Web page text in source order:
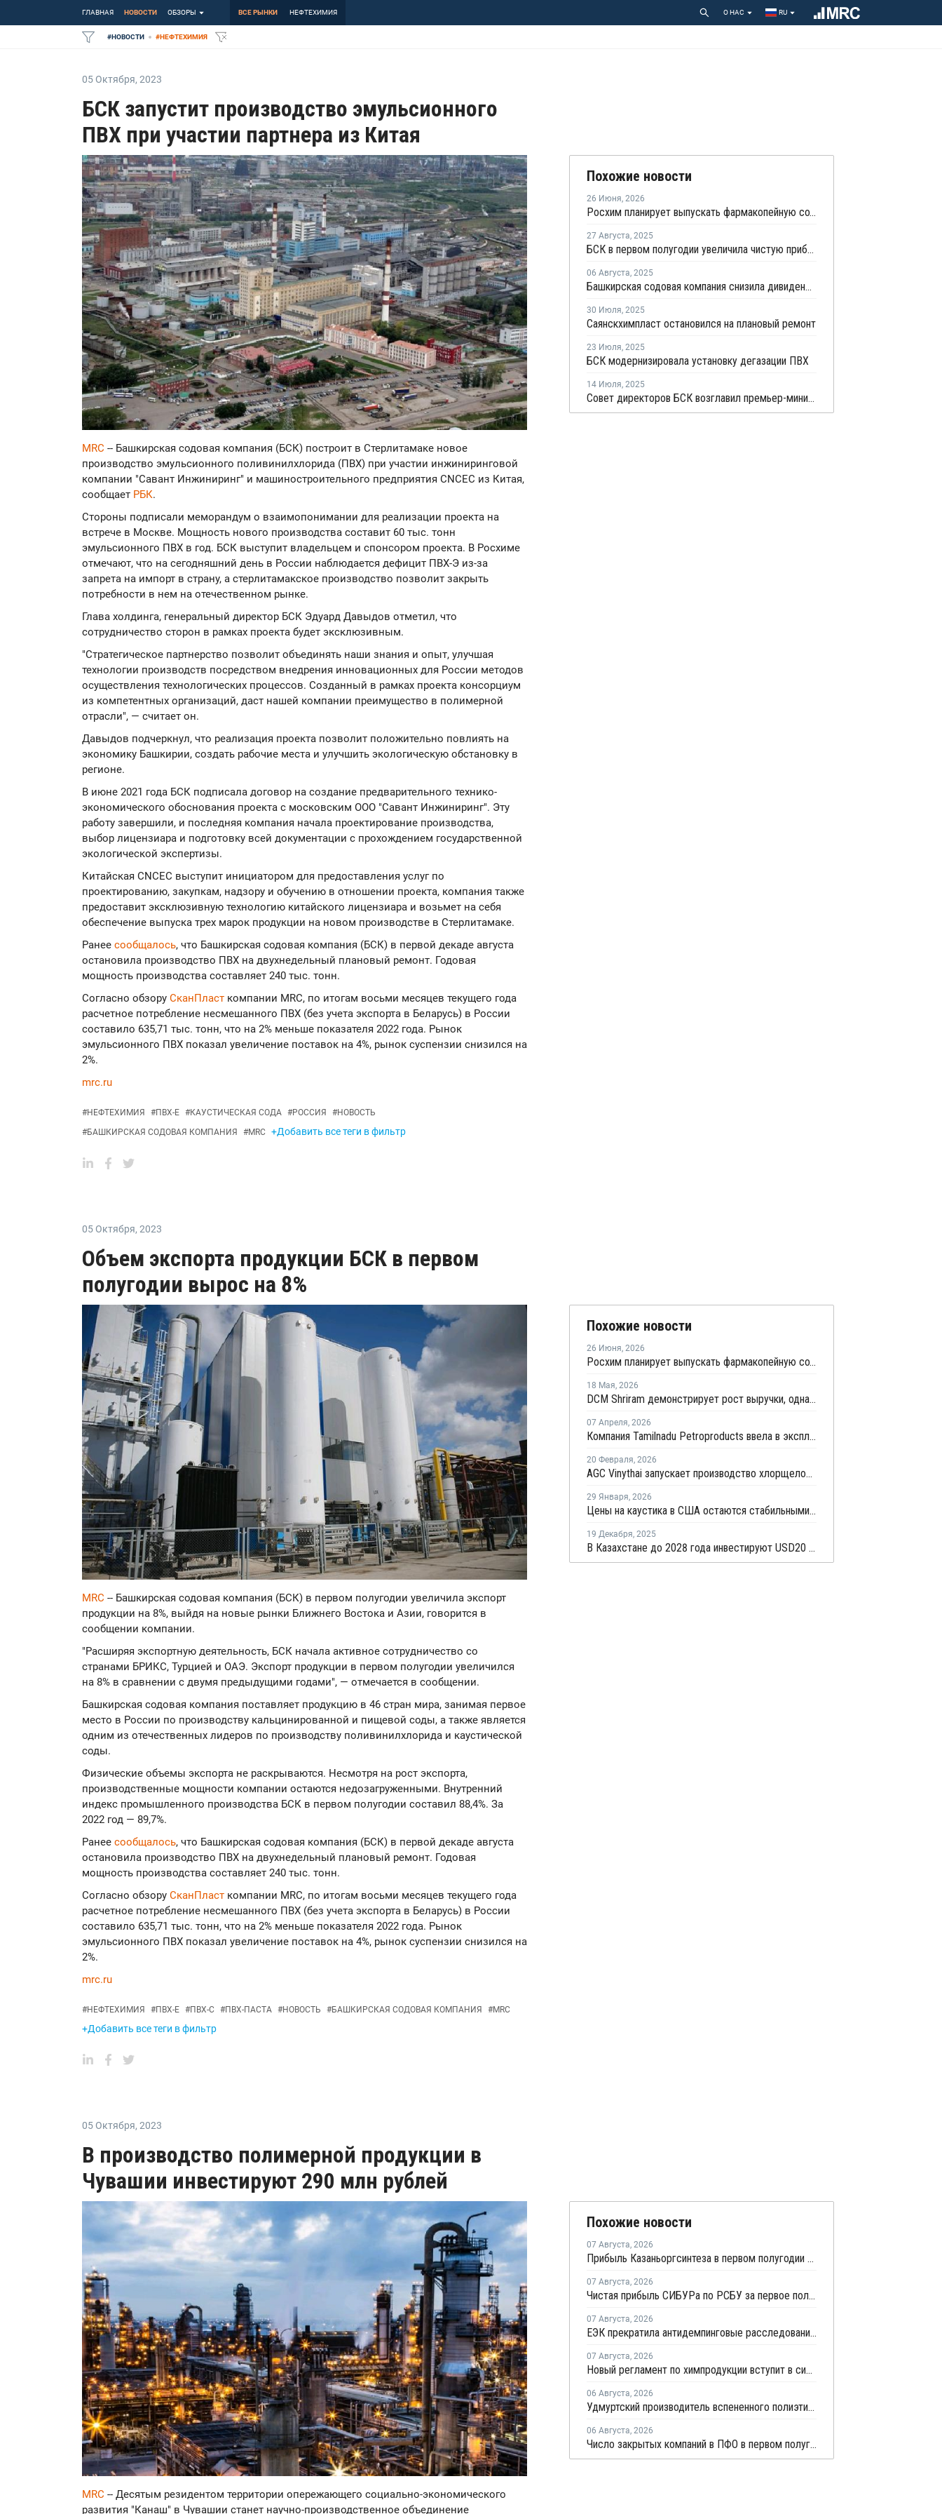
ГЛАВНАЯ НОВОСТИ ОБЗОРЫ ВСЕ РЫНКИ НЕФТЕХИМИЯ О НАС RU
#НОВОСТИ #НЕФТЕХИМИЯ
05 Октября, 2023
БСК запустит производство эмульсионного
ПВХ при участии партнера из Китая
MRC -- Башкирская содовая компания (БСК) построит в Стерлитамаке новое
производство эмульсионного поливинилхлорида (ПВХ) при участии инжиниринговой
компании "Савант Инжиниринг" и машиностроительного предприятия CNCEC из Китая,
сообщает РБК.
Стороны подписали меморандум о взаимопонимании для реализации проекта на
встрече в Москве. Мощность нового производства составит 60 тыс. тонн
эмульсионного ПВХ в год. БСК выступит владельцем и спонсором проекта. В Росхиме
отмечают, что на сегодняшний день в России наблюдается дефицит ПВХ-Э из-за
запрета на импорт в страну, а стерлитамакское производство позволит закрыть
потребности в нем на отечественном рынке.
Глава холдинга, генеральный директор БСК Эдуард Давыдов отметил, что
сотрудничество сторон в рамках проекта будет эксклюзивным.
"Стратегическое партнерство позволит объединять наши знания и опыт, улучшая
технологии производств посредством внедрения инновационных для России методов
осуществления технологических процессов. Созданный в рамках проекта консорциум
из компетентных организаций, даст нашей компании преимущество в полимерной
отрасли", — считает он.
Давыдов подчеркнул, что реализация проекта позволит положительно повлиять на
экономику Башкирии, создать рабочие места и улучшить экологическую обстановку в
регионе.
В июне 2021 года БСК подписала договор на создание предварительного технико-
экономического обоснования проекта с московским ООО "Савант Инжиниринг". Эту
работу завершили, и последняя компания начала проектирование производства,
выбор лицензиара и подготовку всей документации с прохождением государственной
экологической экспертизы.
Китайская CNCEC выступит инициатором для предоставления услуг по
проектированию, закупкам, надзору и обучению в отношении проекта, компания также
предоставит эксклюзивную технологию китайского лицензиара и возьмет на себя
обеспечение выпуска трех марок продукции на новом производстве в Стерлитамаке.
Ранее сообщалось, что Башкирская содовая компания (БСК) в первой декаде августа
остановила производство ПВХ на двухнедельный плановый ремонт. Годовая
мощность производства составляет 240 тыс. тонн.
Согласно обзору СканПласт компании MRC, по итогам восьми месяцев текущего года
расчетное потребление несмешанного ПВХ (без учета экспорта в Беларусь) в России
составило 635,71 тыс. тонн, что на 2% меньше показателя 2022 года. Рынок
эмульсионного ПВХ показал увеличение поставок на 4%, рынок суспензии снизился на
2%.
mrc.ru
#НЕФТЕХИМИЯ #ПВХ-Е #КАУСТИЧЕСКАЯ СОДА #РОССИЯ #НОВОСТЬ
#БАШКИРСКАЯ СОДОВАЯ КОМПАНИЯ #MRC +Добавить все теги в фильтр
Похожие новости
26 Июня, 2026
Росхим планирует выпускать фармакопейную соду
27 Августа, 2025
БСК в первом полугодии увеличила чистую прибыль на 2%
06 Августа, 2025
Башкирская содовая компания снизила дивиденды за 2024 год на 39%
30 Июля, 2025
Саянскхимпласт остановился на плановый ремонт
23 Июля, 2025
БСК модернизировала установку дегазации ПВХ
14 Июля, 2025
Совет директоров БСК возглавил премьер-министр Башкирии
05 Октября, 2023
Объем экспорта продукции БСК в первом
полугодии вырос на 8%
MRC -- Башкирская содовая компания (БСК) в первом полугодии увеличила экспорт
продукции на 8%, выйдя на новые рынки Ближнего Востока и Азии, говорится в
сообщении компании.
"Расширяя экспортную деятельность, БСК начала активное сотрудничество со
странами БРИКС, Турцией и ОАЭ. Экспорт продукции в первом полугодии увеличился
на 8% в сравнении с двумя предыдущими годами", — отмечается в сообщении.
Башкирская содовая компания поставляет продукцию в 46 стран мира, занимая первое
место в России по производству кальцинированной и пищевой соды, а также является
одним из отечественных лидеров по производству поливинилхлорида и каустической
соды.
Физические объемы экспорта не раскрываются. Несмотря на рост экспорта,
производственные мощности компании остаются недозагруженными. Внутренний
индекс промышленного производства БСК в первом полугодии составил 88,4%. За
2022 год — 89,7%.
Ранее сообщалось, что Башкирская содовая компания (БСК) в первой декаде августа
остановила производство ПВХ на двухнедельный плановый ремонт. Годовая
мощность производства составляет 240 тыс. тонн.
Согласно обзору СканПласт компании MRC, по итогам восьми месяцев текущего года
расчетное потребление несмешанного ПВХ (без учета экспорта в Беларусь) в России
составило 635,71 тыс. тонн, что на 2% меньше показателя 2022 года. Рынок
эмульсионного ПВХ показал увеличение поставок на 4%, рынок суспензии снизился на
2%.
mrc.ru
#НЕФТЕХИМИЯ #ПВХ-Е #ПВХ-С #ПВХ-ПАСТА #НОВОСТЬ #БАШКИРСКАЯ СОДОВАЯ КОМПАНИЯ #MRC
+Добавить все теги в фильтр
Похожие новости
26 Июня, 2026
Росхим планирует выпускать фармакопейную соду
18 Мая, 2026
DCM Shriram демонстрирует рост выручки, однако расходы на расширение мощностей снижают рентабельность
07 Апреля, 2026
Компания Tamilnadu Petroproducts ввела в эксплуатацию производство каустика в Индии
20 Февраля, 2026
AGC Vinythai запускает производство хлорщелочи в Таиланде с использованием технологии Thyssenkrupp Nucera
29 Января, 2026
Цены на каустика в США остаются стабильными, а в Китае снижаются
19 Декабря, 2025
В Казахстане до 2028 года инвестируют USD20 млрд в промышленные проекты
05 Октября, 2023
В производство полимерной продукции в
Чувашии инвестируют 290 млн рублей
MRC -- Десятым резидентом территории опережающего социально-экономического
развития "Канаш" в Чувашии станет научно-производственное объединение
Похожие новости
07 Августа, 2026
Прибыль Казаньоргсинтеза в первом полугодии сократилась более чем в 2 раза
07 Августа, 2026
Чистая прибыль СИБУРа по РСБУ за первое полугодие сократилась в 3,6 раза
07 Августа, 2026
ЕЭК прекратила антидемпинговые расследования против ПЭ и ПП из Азербайджана и Туркменистана
07 Августа, 2026
Новый регламент по химпродукции вступит в силу в сентябре 2027 года
06 Августа, 2026
Удмуртский производитель вспененного полиэтилена нарастит выпуск на 15%
06 Августа, 2026
Число закрытых компаний в ПФО в первом полугодии 2026 года вдвое превысило число новых